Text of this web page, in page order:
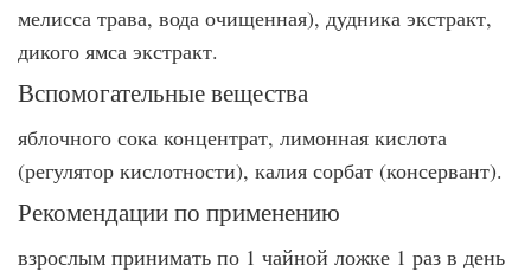
мелисса трава, вода очищенная), дудника экстракт,
дикого ямса экстракт.
Вспомогательные вещества
яблочного сока концентрат, лимонная кислота
(регулятор кислотности), калия сорбат (консервант).
Рекомендации по применению
взрослым принимать по 1 чайной ложке 1 раз в день